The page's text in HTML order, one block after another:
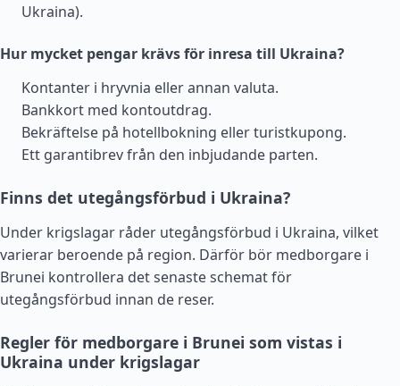
Ukraina).
Hur mycket pengar krävs för inresa till Ukraina?
Kontanter i hryvnia eller annan valuta.
Bankkort med kontoutdrag.
Bekräftelse på hotellbokning eller turistkupong.
Ett garantibrev från den inbjudande parten.
Finns det utegångsförbud i Ukraina?
Under krigslagar råder utegångsförbud i Ukraina, vilket
varierar beroende på region. Därför bör medborgare i
Brunei kontrollera det senaste schemat för
utegångsförbud innan de reser.
Regler för medborgare i Brunei som vistas i
Ukraina under krigslagar